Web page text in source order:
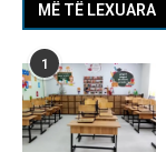
MË TË LEXUARA
1